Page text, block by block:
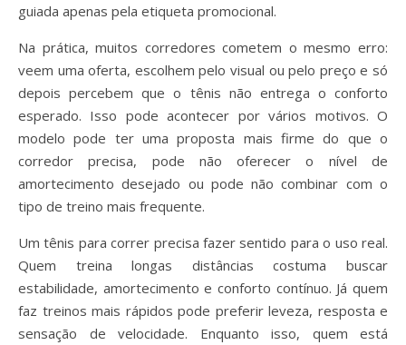
guiada apenas pela etiqueta promocional.
Na prática, muitos corredores cometem o mesmo erro:
veem uma oferta, escolhem pelo visual ou pelo preço e só
depois percebem que o tênis não entrega o conforto
esperado. Isso pode acontecer por vários motivos. O
modelo pode ter uma proposta mais firme do que o
corredor precisa, pode não oferecer o nível de
amortecimento desejado ou pode não combinar com o
tipo de treino mais frequente.
Um tênis para correr precisa fazer sentido para o uso real.
Quem treina longas distâncias costuma buscar
estabilidade, amortecimento e conforto contínuo. Já quem
faz treinos mais rápidos pode preferir leveza, resposta e
sensação de velocidade. Enquanto isso, quem está